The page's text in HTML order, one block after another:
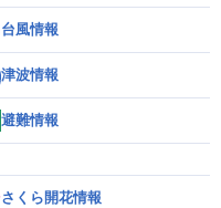
台風情報
津波情報
避難情報
さくら開花情報